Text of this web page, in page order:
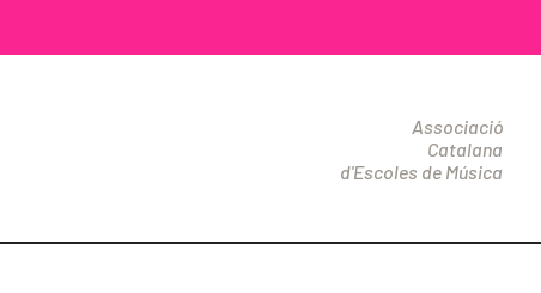
Associació
Catalana
d'Escoles de Música